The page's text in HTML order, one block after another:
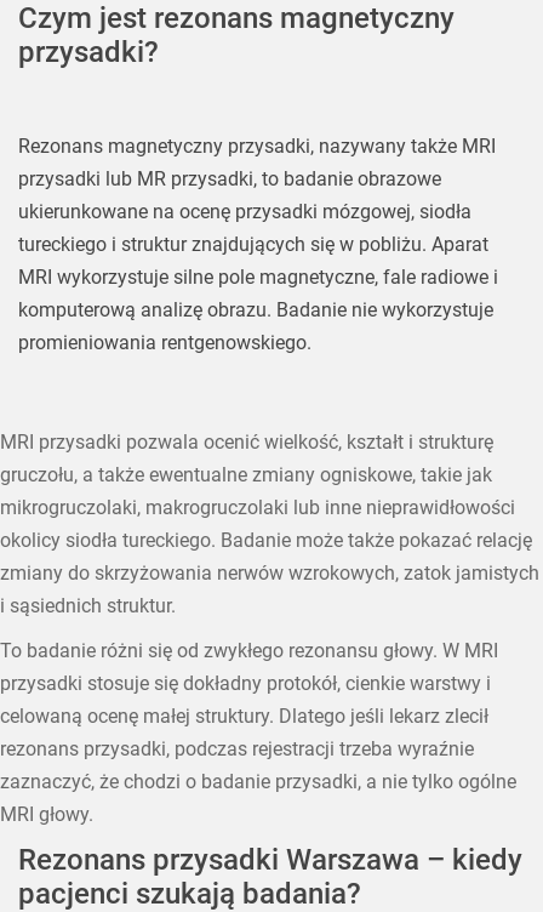
Czym jest rezonans magnetyczny
przysadki?
Rezonans magnetyczny przysadki, nazywany także MRI
przysadki lub MR przysadki, to badanie obrazowe
ukierunkowane na ocenę przysadki mózgowej, siodła
tureckiego i struktur znajdujących się w pobliżu. Aparat
MRI wykorzystuje silne pole magnetyczne, fale radiowe i
komputerową analizę obrazu. Badanie nie wykorzystuje
promieniowania rentgenowskiego.
MRI przysadki pozwala ocenić wielkość, kształt i strukturę
gruczołu, a także ewentualne zmiany ogniskowe, takie jak
mikrogruczolaki, makrogruczolaki lub inne nieprawidłowości
okolicy siodła tureckiego. Badanie może także pokazać relację
zmiany do skrzyżowania nerwów wzrokowych, zatok jamistych
i sąsiednich struktur.
To badanie różni się od zwykłego rezonansu głowy. W MRI
przysadki stosuje się dokładny protokół, cienkie warstwy i
celowaną ocenę małej struktury. Dlatego jeśli lekarz zlecił
rezonans przysadki, podczas rejestracji trzeba wyraźnie
zaznaczyć, że chodzi o badanie przysadki, a nie tylko ogólne
MRI głowy.
Rezonans przysadki Warszawa – kiedy
pacjenci szukają badania?